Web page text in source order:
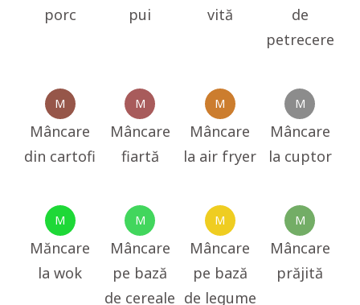
porc
pui
vită
de
petrecere
M
Mâncare
din cartofi
M
Mâncare
fiartă
M
Mâncare
la air fryer
M
Mâncare
la cuptor
M
Măncare
la wok
M
Mâncare
pe bază
de cereale
M
Mâncare
pe bază
de legume
M
Mâncare
prăjită